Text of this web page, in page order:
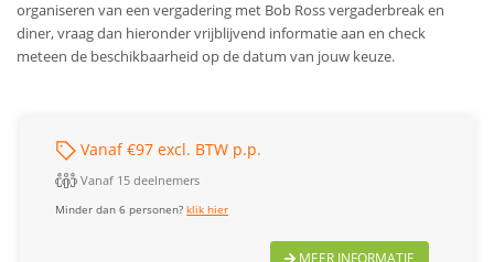
organiseren van een vergadering met Bob Ross vergaderbreak en
diner, vraag dan hieronder vrijblijvend informatie aan en check
meteen de beschikbaarheid op de datum van jouw keuze.
Vanaf €97 excl. BTW p.p.
Vanaf 15 deelnemers
Minder dan 6 personen?klik hier
MEER INFORMATIE